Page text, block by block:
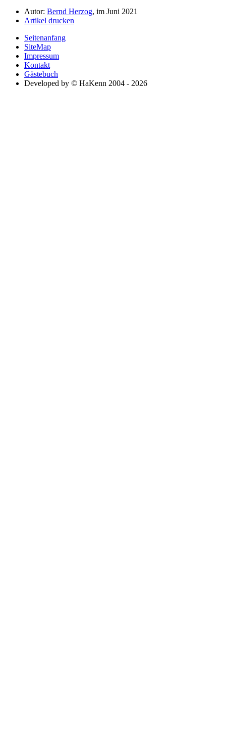
Autor: Bernd Herzog, im Juni 2021
Artikel drucken
Seitenanfang
SiteMap
Impressum
Kontakt
Gästebuch
Developed by © HaKenn 2004 - 2026